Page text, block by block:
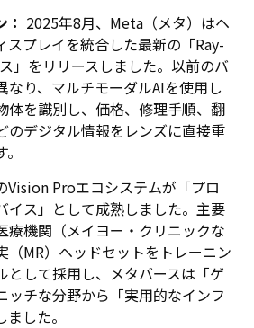
2025年8月、Meta（メタ）はヘ
スプレイを統合した最新の「Ray-
」をリリースしました。以前のバ
なり、マルチモーダルAIを使用し
体を識別し、価格、修理手順、翻
のデジタル情報をレンズに直接重
Vision Proエコシステムが「プロ
イス」として成熟しました。主要
療機関（メイヨー・クリニックな
（MR）ヘッドセットをトレーニン
として採用し、メタバースは「ゲ
ッチな分野から「実用的なインフ
した。